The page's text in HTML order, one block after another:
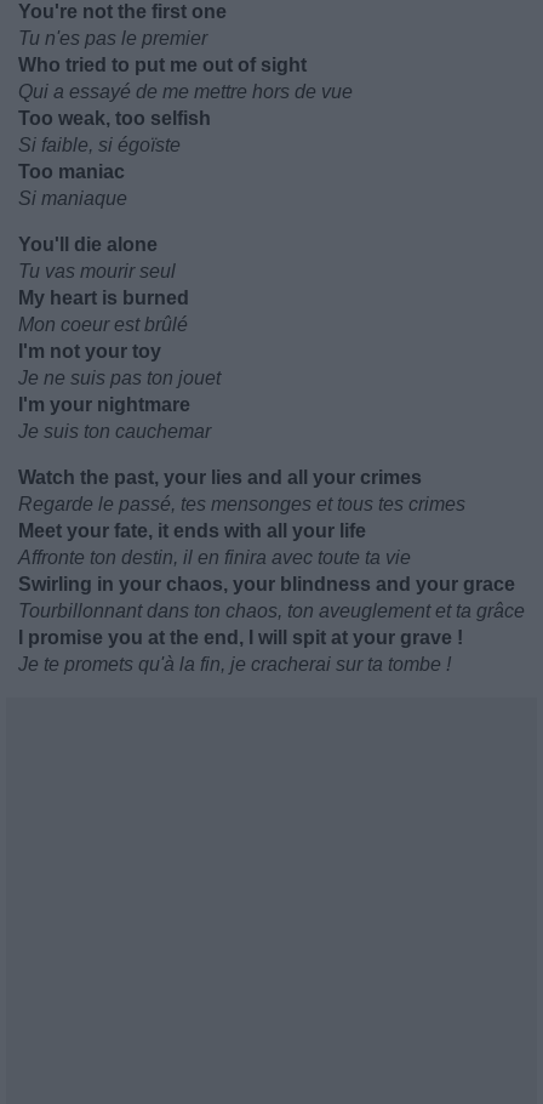
You're not the first one
Tu n'es pas le premier
Who tried to put me out of sight
Qui a essayé de me mettre hors de vue
Too weak, too selfish
Si faible, si égoïste
Too maniac
Si maniaque
You'll die alone
Tu vas mourir seul
My heart is burned
Mon coeur est brûlé
I'm not your toy
Je ne suis pas ton jouet
I'm your nightmare
Je suis ton cauchemar
Watch the past, your lies and all your crimes
Regarde le passé, tes mensonges et tous tes crimes
Meet your fate, it ends with all your life
Affronte ton destin, il en finira avec toute ta vie
Swirling in your chaos, your blindness and your grace
Tourbillonnant dans ton chaos, ton aveuglement et ta grâce
I promise you at the end, I will spit at your grave !
Je te promets qu'à la fin, je cracherai sur ta tombe !